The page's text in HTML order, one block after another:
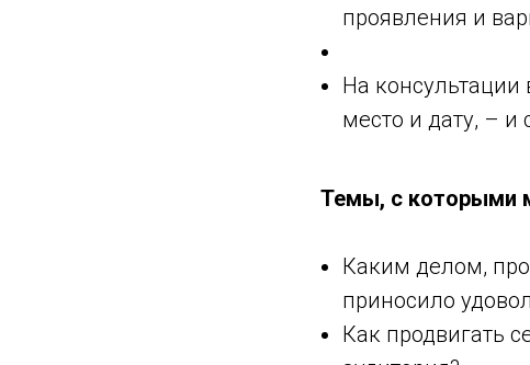
проявления и
На
место и дату, – и
Темы, с которыми
Каким делом,
приносило
Как продвигать